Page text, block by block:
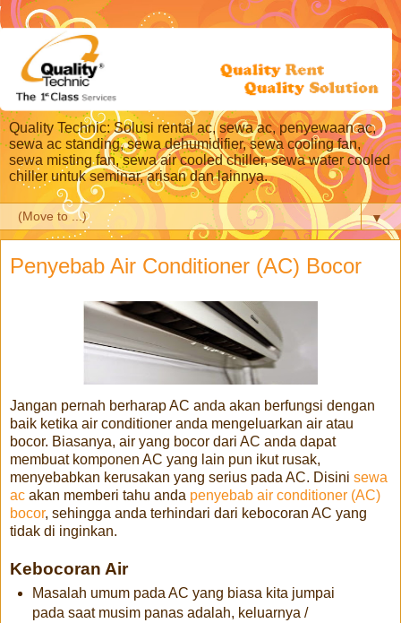
Quality Technic: Solusi rental ac, sewa ac, penyewaan ac,
sewa ac standing, sewa dehumidifier, sewa cooling fan,
sewa misting fan, sewa air cooled chiller, sewa water cooled
chiller untuk seminar, arisan dan lainnya.
▼
Penyebab Air Conditioner (AC) Bocor
Jangan pernah berharap AC anda akan berfungsi dengan
baik ketika air conditioner anda mengeluarkan air atau
bocor. Biasanya, air yang bocor dari AC anda dapat
membuat komponen AC yang lain pun ikut rusak,
menyebabkan kerusakan yang serius pada AC. Disini sewa
ac akan memberi tahu anda penyebab air conditioner (AC)
bocor, sehingga anda terhindari dari kebocoran AC yang
tidak di inginkan.
Kebocoran Air
Masalah umum pada AC yang biasa kita jumpai
pada saat musim panas adalah, keluarnya /